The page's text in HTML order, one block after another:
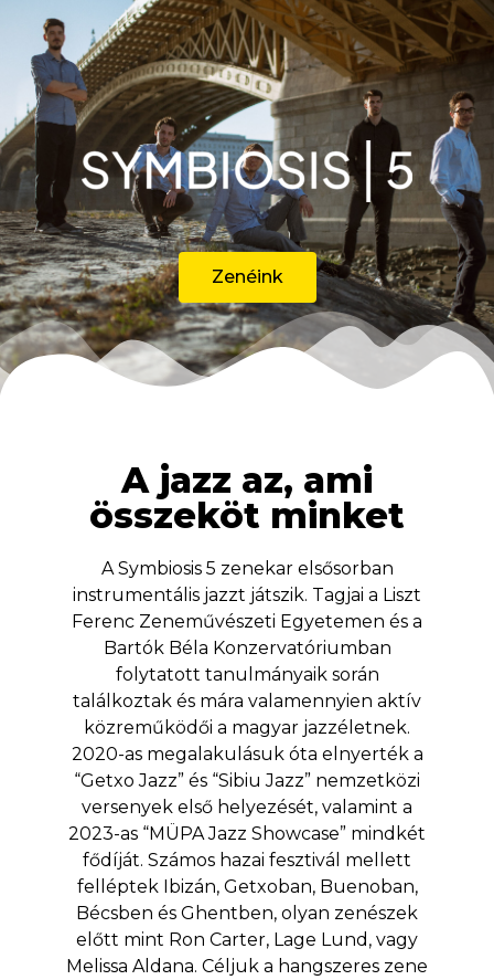
Zenéink
A jazz az, ami
összeköt minket
A Symbiosis 5 zenekar elsősorban
instrumentális jazzt játszik. Tagjai a Liszt
Ferenc Zeneművészeti Egyetemen és a
Bartók Béla Konzervatóriumban
folytatott tanulmányaik során
találkoztak és mára valamennyien aktív
közreműködői a magyar jazzéletnek.
2020-as megalakulásuk óta elnyerték a
“Getxo Jazz” és “Sibiu Jazz” nemzetközi
versenyek első helyezését, valamint a
2023-as “MÜPA Jazz Showcase” mindkét
fődíját. Számos hazai fesztivál mellett
felléptek Ibizán, Getxoban, Buenoban,
Bécsben és Ghentben, olyan zenészek
előtt mint Ron Carter, Lage Lund, vagy
Melissa Aldana. Céljuk a hangszeres zene